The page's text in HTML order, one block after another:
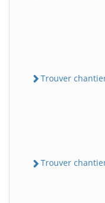
Trouver
Trouver